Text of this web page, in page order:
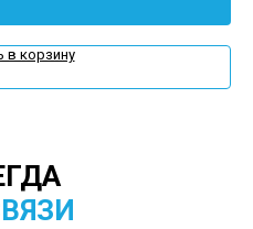
в корзину